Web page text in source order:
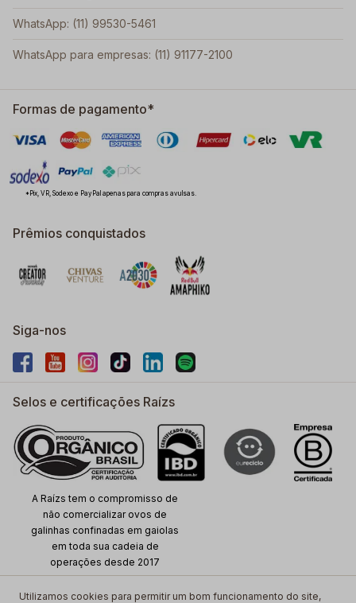
WhatsApp: (11) 99530-5461
WhatsApp para empresas: (11) 91177-2100
Formas de pagamento*
*Pix, VR, Sodexo e PayPal apenas para compras avulsas.
Prêmios conquistados
Siga-nos
Selos e certificações Raízs
A Raízs tem o compromisso de
não comercializar ovos de
galinhas confinadas em gaiolas
em toda sua cadeia de
operações desde 2017
Utilizamos cookies para permitir um bom funcionamento do site,